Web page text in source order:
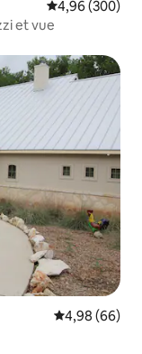
Note
4,96 (300)
et vue
aimés
Note
4,98 (66)